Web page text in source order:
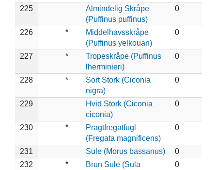
225
Almindelig Skråpe
(Puffinus puffinus)
0
226 *
Middelhavsskråpe
(Puffinus yelkouan)
0
227 *
Tropeskråpe (Puffinus
lherminieri)
0
228 *
Sort Stork (Ciconia
nigra)
0
229
Hvid Stork (Ciconia
ciconia)
0
230 *
Pragtfregatfugl
(Fregata magnificens)
0
231 Sule (Morus bassanus)
0
232
*
Brun Sule (Sula
0